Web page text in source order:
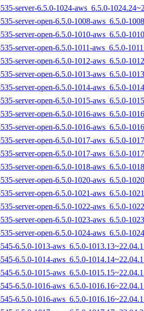
server-6.5.0-1024-aws_6.5.0-
server-open-6.5.0-1008-aws_6.5.0-
server-open-6.5.0-1010-aws_6.5.0-
server-open-6.5.0-1011-aws_6.5.0-
server-open-6.5.0-1012-aws_6.5.0-
server-open-6.5.0-1013-aws_6.5.0-
server-open-6.5.0-1014-aws_6.5.0-
server-open-6.5.0-1015-aws_6.5.0-
server-open-6.5.0-1016-aws_6.5.0-
server-open-6.5.0-1016-aws_6.5.0-
server-open-6.5.0-1017-aws_6.5.0-
server-open-6.5.0-1017-aws_6.5.0-
server-open-6.5.0-1018-aws_6.5.0-
server-open-6.5.0-1020-aws_6.5.0-
server-open-6.5.0-1021-aws_6.5.0-
server-open-6.5.0-1022-aws_6.5.0-
server-open-6.5.0-1023-aws_6.5.0-
server-open-6.5.0-1024-aws_6.5.0-
6.5.0-1013-aws_6.5.0-
6.5.0-1014-aws_6.5.0-
6.5.0-1015-aws_6.5.0-
6.5.0-1016-aws_6.5.0-
6.5.0-1016-aws_6.5.0-